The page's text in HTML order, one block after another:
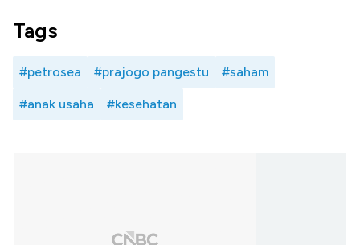
Tags
#petrosea #prajogo pangestu #saham
#anak usaha #kesehatan